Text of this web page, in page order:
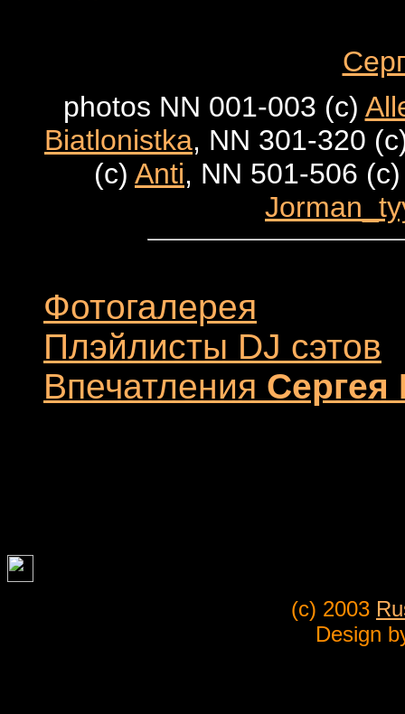
photos NN 001-003 (c)
Biatlonistka, NN 301-320
(c) Anti, NN 501-506
Фотогалерея
Плэйлисты DJ сэтов
Впечатления Сергея
(c) 2003
Design